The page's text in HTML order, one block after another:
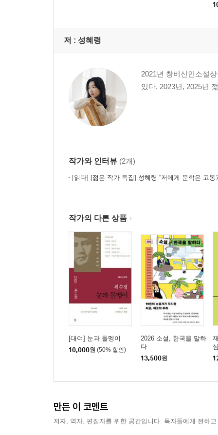
저 : 성혜령
2021년 창비신인소설
있다. 2023년, 2025년
작가와 인터뷰 (2개)
[읽다] [젊은 작가 특집] 성혜령 “저에게 문학은 고통과 가장 밀
작가의 다른 상품
[대여] 눈과 돌멩이
10,000원 (50% 할인)
2026 소설, 한국을 말하
다
13,500원
만든 이 코멘트
저자, 역자, 편집자를 위한 공간입니다. 독자들에게 전하